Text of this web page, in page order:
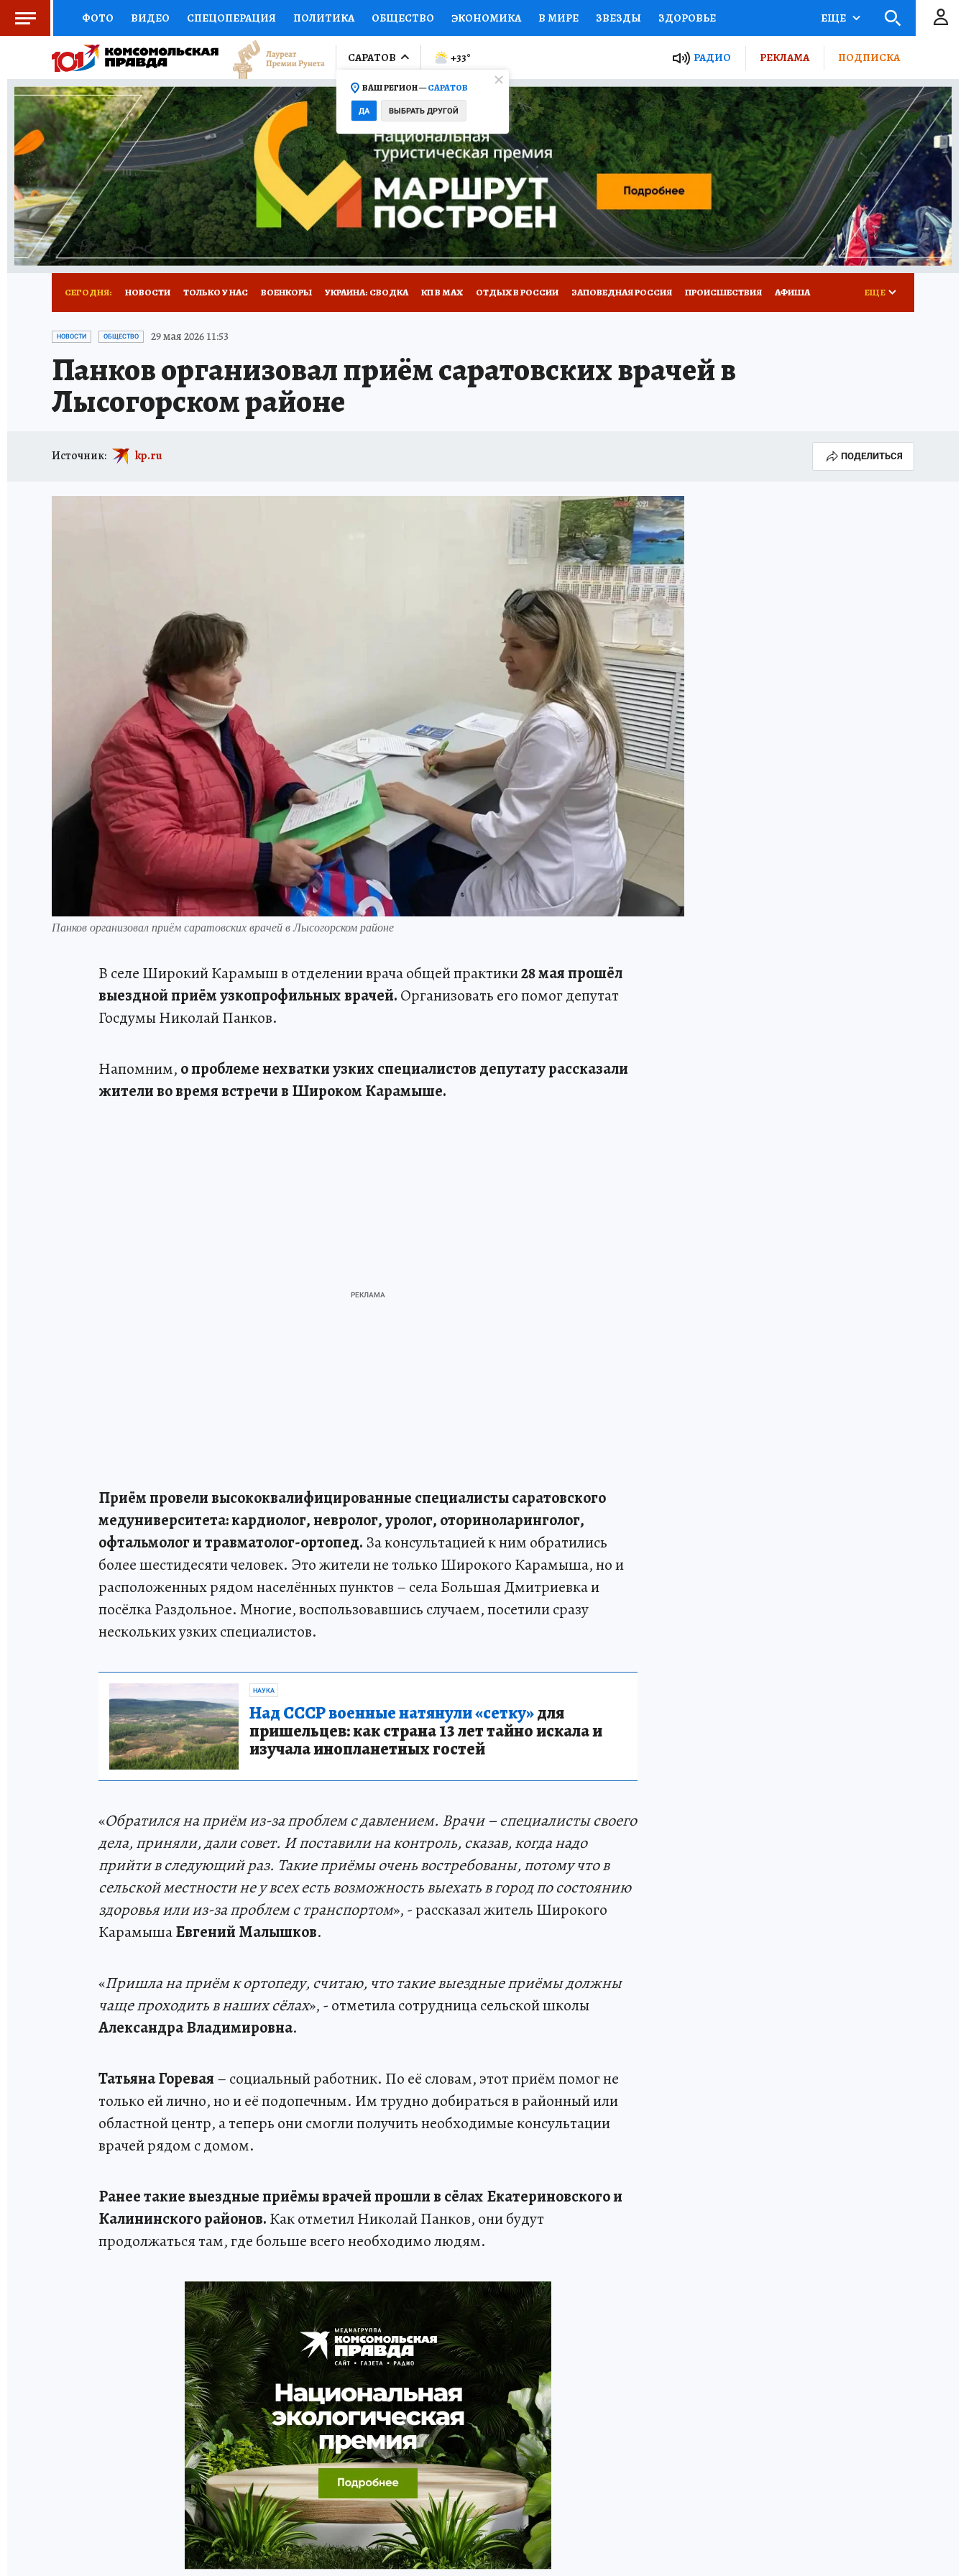
ФОТО ВИДЕО СПЕЦОПЕРАЦИЯ ПОЛИТИКА ОБЩЕСТВО ЭКОНОМИКА В МИРЕ ЗВЕЗДЫ ЗДОРОВЬЕ
СОЦПОДДЕРЖКА НАУКА СПОРТ КОЛУМНИСТЫ ПРОИСШЕСТВИЯ НАЦИОНАЛЬНЫЕ ПРОЕКТЫ РОССИИ
ВЫБОР ЭКСПЕРТОВ ДОКТОР ФИНАНСЫ ОТКРЫВАЕМ МИР Я ЗНАЮ СЕМЬЯ ЖЕНСКИЕ СЕКРЕТЫ ПУТЕВОДИТЕЛЬ
КНИЖНАЯ ПОЛКА ПРОГНОЗЫ НА СПОРТ ПРОМОКОДЫ СЕРИАЛЫ СПЕЦПРОЕКТЫ ДЕФИЦИТ ЖЕЛЕЗА ТУРИЗМ
ПРЕСС-ЦЕНТР НЕДВИЖИМОСТЬ ТЕЛЕВИЗОР КОЛЛЕКЦИИ КОНКУРСЫ РАБОТА У НАС ГИД ПОТРЕБИТЕЛЯ ВСЕ О КП
РАДИО КП РЕКЛАМА ТЕСТЫ НОВОЕ НА САЙТЕ
ЕЩЕ
САРАТОВ
ВАШ РЕГИОН —САРАТОВ
ДА ВЫБРАТЬ ДРУГОЙ
+33° РАДИО РЕКЛАМА ПОДПИСКА
СЕГОДНЯ: НОВОСТИ ТОЛЬКО У НАС ВОЕНКОРЫ УКРАИНА: СВОДКА КП В МАХ ОТДЫХ В РОССИИ ЗАПОВЕДНАЯ РОССИЯ ПРОИСШЕСТВИЯ АФИША
ИСПЫТАНО НА СЕБЕ
ЕЩЕ
НОВОСТИ ОБЩЕСТВО 29 мая 2026 11:53
Панков организовал приём саратовских врачей в
Лысогорском районе
Источник: kp.ru ПОДЕЛИТЬСЯ
Панков организовал приём саратовских врачей в Лысогорском районе
В селе Широкий Карамыш в отделении врача общей практики28 мая прошёл
выездной приём узкопрофильных врачей. Организовать его помог депутат
Госдумы Николай Панков.
Напомним, о проблеме нехватки узких специалистов депутату рассказали
жители во время встречи в Широком Карамыше.
Приём провели высококвалифицированные специалисты саратовского
медуниверситета: кардиолог, невролог, уролог, оториноларинголог,
офтальмолог и травматолог-ортопед. За консультацией к ним обратились
более шестидесяти человек. Это жители не только Широкого Карамыша, но и
расположенных рядом населённых пунктов – села Большая Дмитриевка и
посёлка Раздольное. Многие, воспользовавшись случаем, посетили сразу
нескольких узких специалистов.
НАУКА
Над СССР военные натянули «сетку»для
пришельцев: как страна 13 лет тайно искала и
изучала инопланетных гостей
«Обратился на приём из-за проблем с давлением. Врачи – специалисты своего
дела, приняли, дали совет. И поставили на контроль, сказав, когда надо
прийти в следующий раз. Такие приёмы очень востребованы, потому что в
сельской местности не у всех есть возможность выехать в город по состоянию
здоровья или из-за проблем с транспортом», - рассказал житель Широкого
КарамышаЕвгений Малышков.
«Пришла на приём к ортопеду, считаю, что такие выездные приёмы должны
чаще проходить в наших сёлах», - отметила сотрудница сельской школы
Александра Владимировна.
Татьяна Горевая – социальный работник. По её словам, этот приём помог не
только ей лично, но и её подопечным. Им трудно добираться в районный или
областной центр, а теперь они смогли получить необходимые консультации
врачей рядом с домом.
Ранее такие выездные приёмы врачей прошли в сёлах Екатериновского и
Калининского районов. Как отметил Николай Панков, они будут
продолжаться там, где больше всего необходимо людям.